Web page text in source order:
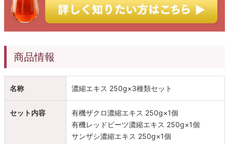
商品情報
名称 濃縮エキス 250g×3種類セット
セット内容
有機ザクロ濃縮エキス 250g×1個
有機レッドビーツ濃縮エキス 250g×1個
サンザシ濃縮エキス 250g×1個